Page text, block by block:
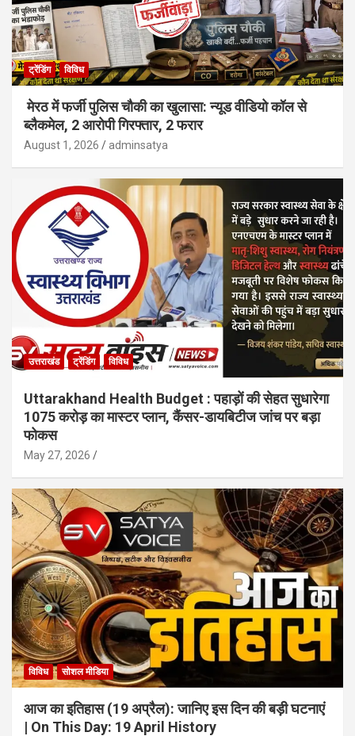
ट्रेंडिंग विविध
मेरठ में फर्जी पुलिस चौकी का खुलासा: न्यूड वीडियो कॉल से
ब्लैकमेल, 2 आरोपी गिरफ्तार, 2 फरार
August 1, 2026 adminsatya
उत्तराखंड ट्रेंडिंग विविध
Uttarakhand Health Budget : पहाड़ों की सेहत सुधारेगा
1075 करोड़ का मास्टर प्लान, कैंसर-डायबिटीज जांच पर बड़ा
फोकस
May 27, 2026
विविध सोशल मीडिया
आज का इतिहास (19 अप्रैल): जानिए इस दिन की बड़ी घटनाएं
| On This Day: 19 April History